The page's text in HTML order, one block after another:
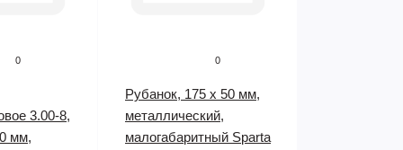
0
3.00-8,
мм,
0
Рубанок, 175 х 50 мм,
металлический,
малогабаритный Sparta